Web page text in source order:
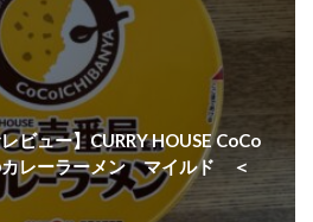
ビュー】CURRY HOUSE CoCo
レーラーメン マイルド ＜